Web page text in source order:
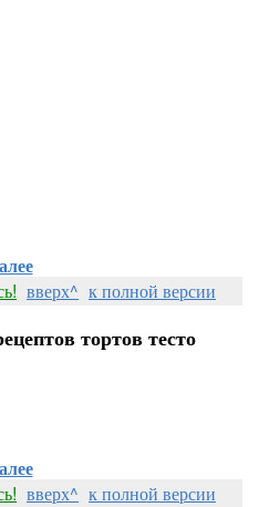
вверх^ к полной версии
тортов тесто
вверх^ к полной версии